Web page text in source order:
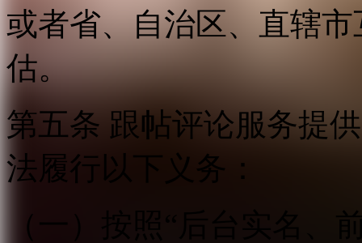
或者省、自治区、直辖
估。
第五条 跟帖评论服务提
法履行以下义务：
（一）按照“后台实名、